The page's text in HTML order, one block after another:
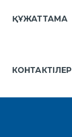
ҚҰЖАТТАМА
КОНТАКТІЛЕР